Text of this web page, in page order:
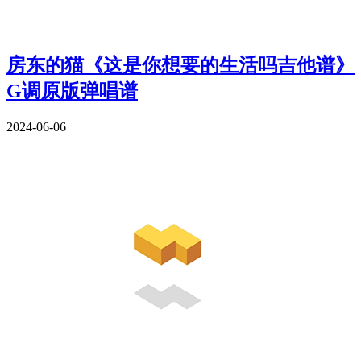
房东的猫《这是你想要的生活吗吉他谱》
G调原版弹唱谱
2024-06-06